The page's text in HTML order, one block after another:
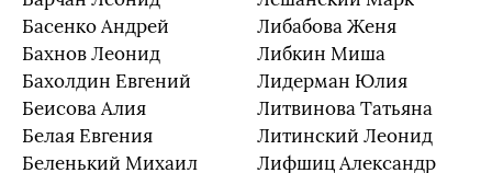
Басенко Андрей
Бахнов Леонид
Бахолдин Евгений
Беисова Алия
Белая Евгения
Беленький Михаил
Либабова Женя
Либкин Миша
Лидерман Юлия
Литвинова Татьяна
Литинский Леонид
Лифшиц Александр